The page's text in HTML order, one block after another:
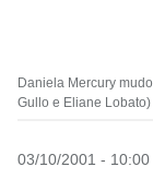
Daniela Mercury
Gullo e Eliane Lobato)
03/10/2001 - 10:00